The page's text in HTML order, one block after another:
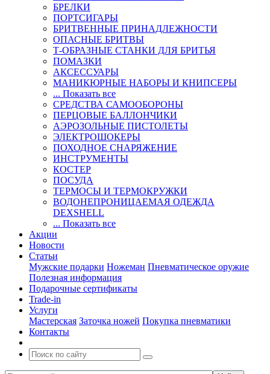
БРЕЛКИ
ПОРТСИГАРЫ
БРИТВЕННЫЕ ПРИНАДЛЕЖНОСТИ
ОПАСНЫЕ БРИТВЫ
Т-ОБРАЗНЫЕ СТАНКИ ДЛЯ БРИТЬЯ
ПОМАЗКИ
АКСЕССУАРЫ
МАНИКЮРНЫЕ НАБОРЫ И КНИПСЕРЫ
... Показать все
СРЕДСТВА САМООБОРОНЫ
ПЕРЦОВЫЕ БАЛЛОНЧИКИ
АЭРОЗОЛЬНЫЕ ПИСТОЛЕТЫ
ЭЛЕКТРОШОКЕРЫ
ПОХОДНОЕ СНАРЯЖЕНИЕ
ИНСТРУМЕНТЫ
КОСТЕР
ПОСУДА
ТЕРМОСЫ И ТЕРМОКРУЖКИ
ВОДОНЕПРОНИЦАЕМАЯ ОДЕЖДА
DEXSHELL
... Показать все
Акции
Новости
Статьи
Мужские подарки Ножеман Пневматическое оружие
Полезная информация
Подарочные сертификаты
Trade-in
Услуги
Мастерская Заточка ножей Покупка пневматики
Контакты